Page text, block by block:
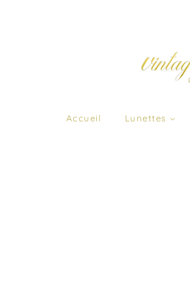
Accueil Lunettes